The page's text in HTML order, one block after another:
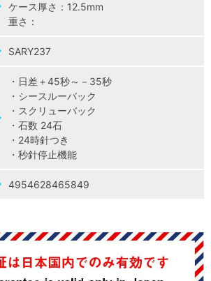
ケース厚さ：12.5mm
重さ：
SARY237
・日差＋45秒～－35秒
・シースルーバック
・スクリューバック
・石数 24石
・24時針つき
・秒針停止機能
4954628465849